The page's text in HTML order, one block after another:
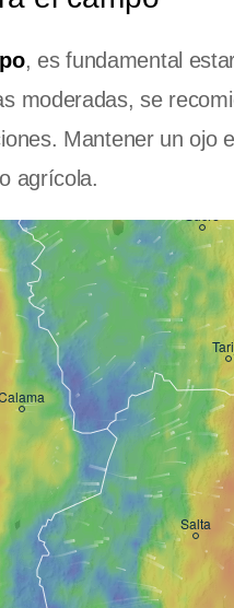
, es fundamental
moderadas, se
Mantener un ojo
agrícola.